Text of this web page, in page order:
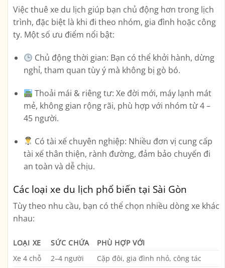
Việc thuê xe du lịch giúp bạn chủ động hơn trong lịch
trình, đặc biệt là khi đi theo nhóm, gia đình hoặc công
ty. Một số ưu điểm nổi bật:
Chủ động thời gian: Bạn có thể khởi hành, dừng
nghỉ, tham quan tùy ý mà không bị gò bó.
Thoải mái & riêng tư: Xe đời mới, máy lạnh mát
mẻ, không gian rộng rãi, phù hợp với nhóm từ 4 –
45 người.
Có tài xế chuyên nghiệp: Nhiều đơn vị cung cấp
tài xế thân thiện, rành đường, đảm bảo chuyến đi
an toàn và dễ chịu.
Các loại xe du lịch phổ biến tại Sài Gòn
Tùy theo nhu cầu, bạn có thể chọn nhiều dòng xe khác
nhau:
LOẠI XE SỨC CHỨA
PHÙ HỢP VỚI
Xe 4 chỗ
2–4 người
Cặp đôi, gia đình nhỏ, công tác